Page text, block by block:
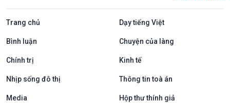
Trang chủ Dạy tiếng Việt
Bình luận Chuyện của làng
Chính trị Kinh tế
Nhịp sống đô thị Thông tin toà án
Media Hộp thư thính giả